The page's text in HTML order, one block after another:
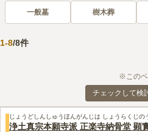
一般墓 樹木葬
1-8/8件
※このペ
チェックして検
じょうどしんしゅうほんがんじは しょうらくじの
浄土真宗本願寺派 正楽寺納骨堂 顕